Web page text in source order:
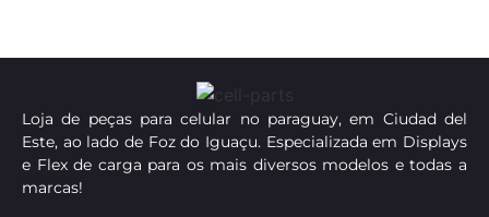
Loja de peças para celular no paraguay, em Ciudad del
Este, ao lado de Foz do Iguaçu. Especializada em Displays
e Flex de carga para os mais diversos modelos e todas a
marcas!